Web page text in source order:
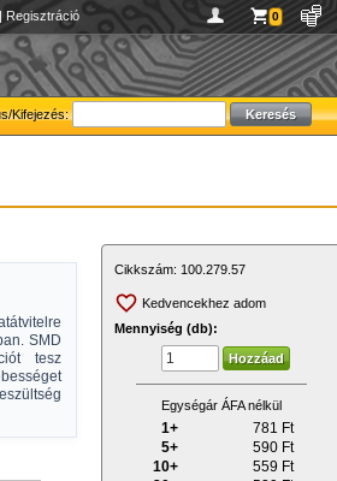
| Regisztráció 0
Kifejezés:
SMD
tesz
Cikkszám: 100.279.57
Kedvencekhez adom
Mennyiség (db):
Egységár ÁFA nélkül
1+ 781 Ft
5+
590 Ft
10+
559 Ft